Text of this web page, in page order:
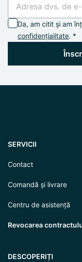
Da, am citit și am
confidențialitate. *
SERVICII
Contact
Comandă și livrare
Centru de asistență
Revocarea
DESCOPERIȚI